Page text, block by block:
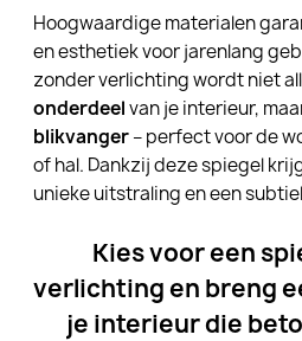
Hoogwaardige materialen
en esthetiek voor jarenlang
zonder verlichting wordt niet
onderdeelvan je interieur,
blikvanger– perfect voor de
of hal. Dankzij deze spiegel
unieke uitstraling en een
Kies voor een
verlichting en breng
je interieur die